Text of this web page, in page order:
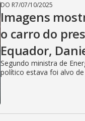
DO R7/07/10/2025
Imagens
o carro do
Equador,
Segundo ministra de
político estava foi alvo